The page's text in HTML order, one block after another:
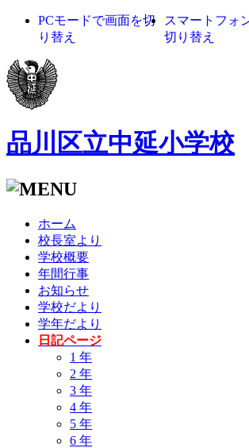
PCモードで画面を切
り替え
スマートフォ
切り替え
品川区立中延小学校
ホーム
校長室より
学校概要
年間行事
お知らせ
学校だより
学年だより
日記ページ
1 年
2 年
3 年
4 年
5 年
6 年